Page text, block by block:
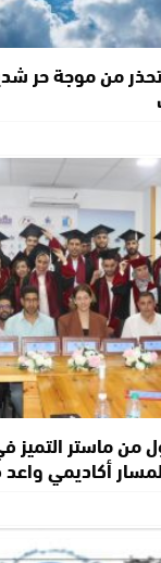
تحذر من موجة حر
من ماستر التميز
أكاديمي